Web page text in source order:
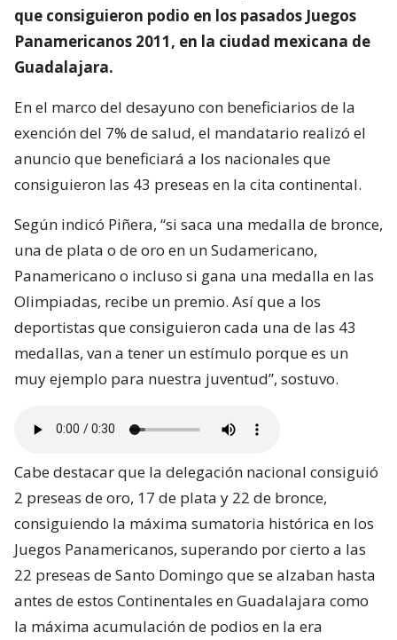
que consiguieron podio en los pasados Juegos
Panamericanos 2011, en la ciudad mexicana de
Guadalajara.
En el marco del desayuno con beneficiarios de la
exención del 7% de salud, el mandatario realizó el
anuncio que beneficiará a los nacionales que
consiguieron las 43 preseas en la cita continental.
Según indicó Piñera, “si saca una medalla de bronce,
una de plata o de oro en un Sudamericano,
Panamericano o incluso si gana una medalla en las
Olimpiadas, recibe un premio. Así que a los
deportistas que consiguieron cada una de las 43
medallas, van a tener un estímulo porque es un
muy ejemplo para nuestra juventud”, sostuvo.
Cabe destacar que la delegación nacional consiguió
2 preseas de oro, 17 de plata y 22 de bronce,
consiguiendo la máxima sumatoria histórica en los
Juegos Panamericanos, superando por cierto a las
22 preseas de Santo Domingo que se alzaban hasta
antes de estos Continentales en Guadalajara como
la máxima acumulación de podios en la era